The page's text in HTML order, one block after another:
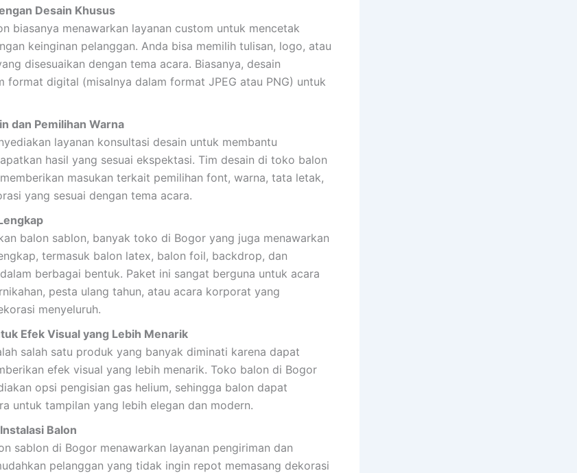
Desain Khusus
biasanya menawarkan layanan custom untuk mencetak
keinginan pelanggan. Anda bisa memilih tulisan, logo, atau
disesuaikan dengan tema acara. Biasanya, desain
format digital (misalnya dalam format JPEG atau PNG) untuk
dan Pemilihan Warna
layanan konsultasi desain untuk membantu
hasil yang sesuai ekspektasi. Tim desain di toko balon
masukan terkait pemilihan font, warna, tata letak,
yang sesuai dengan tema acara.
balon sablon, banyak toko di Bogor yang juga menawarkan
termasuk balon latex, balon foil, backdrop, dan
berbagai bentuk. Paket ini sangat berguna untuk acara
pesta ulang tahun, atau acara korporat yang
menyeluruh.
Efek Visual yang Lebih Menarik
salah satu produk yang banyak diminati karena dapat
efek visual yang lebih menarik. Toko balon di Bogor
opsi pengisian gas helium, sehingga balon dapat
untuk tampilan yang lebih elegan dan modern.
Balon
sablon di Bogor menawarkan layanan pengiriman dan
pelanggan yang tidak ingin repot memasang dekorasi